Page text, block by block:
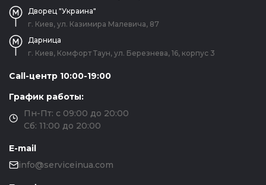
Дворец "Украина"
г. Киев, ул. Казимира Малевича, 87
Дарница
г. Киев, Комфорт Таун, ул. Березнева, 16, корпус 3
Call-центр 10:00-19:00
График работы:
Пн-Пт: с 09:00 до 20:00
Сб: 11:00 до 20:00
E-mail
info@serviceinua.com